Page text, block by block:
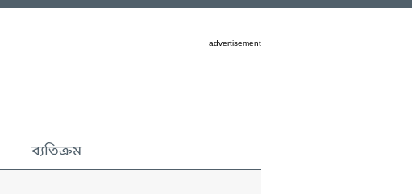
advertisement
ব্যতিক্রম